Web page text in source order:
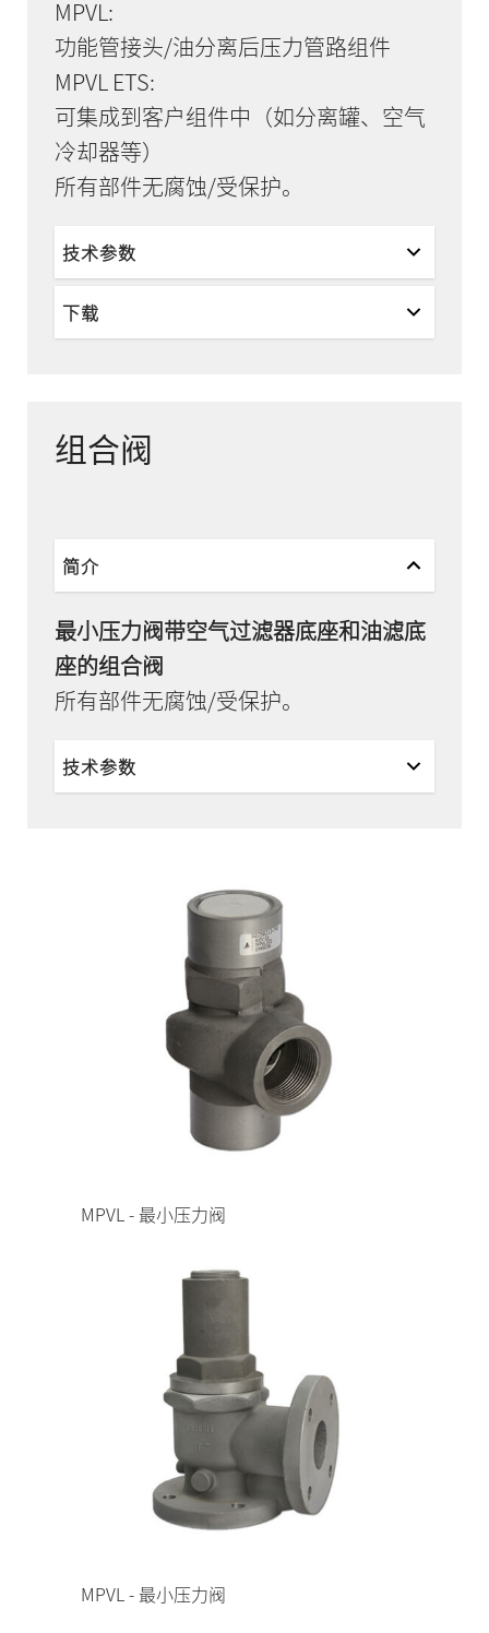
MPVL:
功能管接头/油分离后压力管路组件
MPVL ETS:
可集成到客户组件中（如分离罐、空气
冷却器等）
所有部件无腐蚀/受保护。
技术参数
下载
组合阀
简介
最小压力阀带空气过滤器底座和油滤底
座的组合阀
所有部件无腐蚀/受保护。
技术参数
MPVL - 最小压力阀
MPVL - 最小压力阀